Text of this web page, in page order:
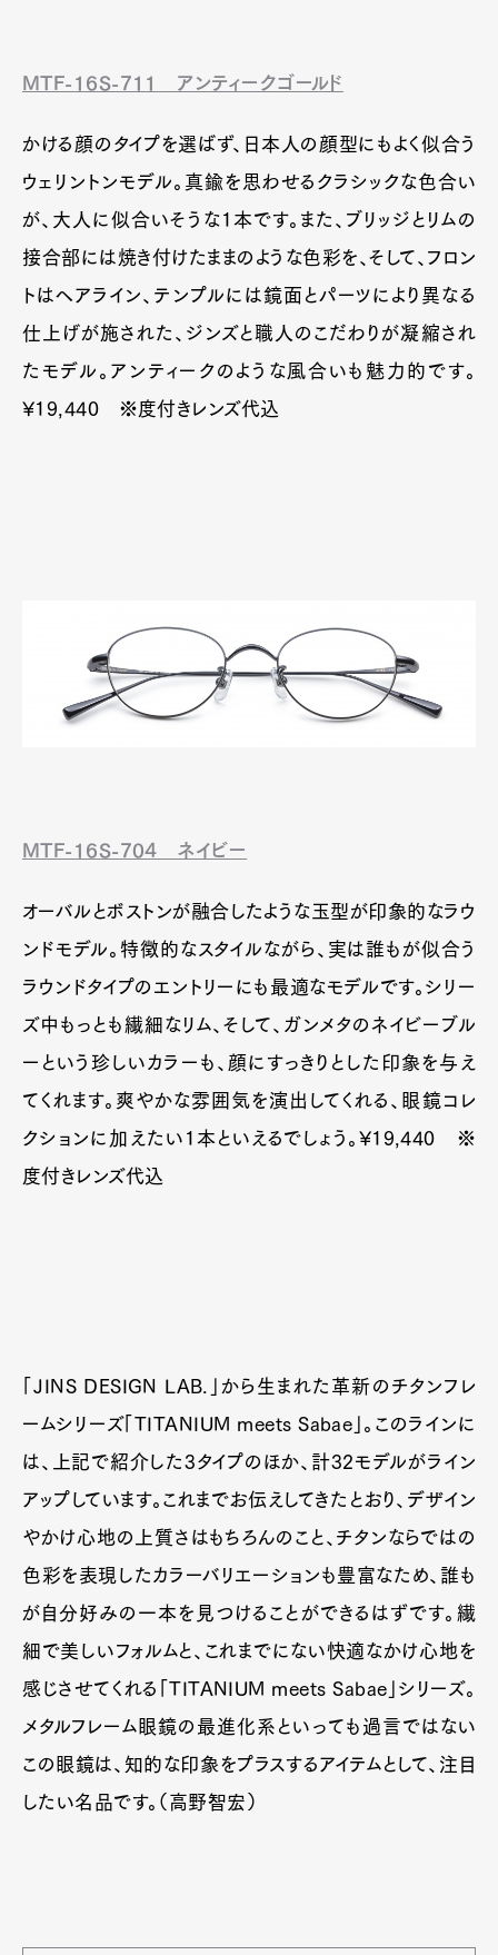
MTF-16S-711 アンティークゴールド
かける顔のタイプを選ばず、日本人の顔型にもよく似合う
ウェリントンモデル。真鍮を思わせるクラシックな色合い
が、大人に似合いそうな1本です。また、ブリッジとリムの
接合部には焼き付けたままのような色彩を、そして、フロン
トはヘアライン、テンプルには鏡面とパーツにより異なる
仕上げが施された、ジンズと職人のこだわりが凝縮され
たモデル。アンティークのような風合いも魅力的です。
¥19,440 ※度付きレンズ代込
MTF-16S-704 ネイビー
オーバルとボストンが融合したような玉型が印象的なラウ
ンドモデル。特徴的なスタイルながら、実は誰もが似合う
ラウンドタイプのエントリーにも最適なモデルです。シリー
ズ中もっとも繊細なリム、そして、ガンメタのネイビーブル
ーという珍しいカラーも、顔にすっきりとした印象を与え
てくれます。爽やかな雰囲気を演出してくれる、眼鏡コレ
クションに加えたい1本といえるでしょう。¥19,440 ※
度付きレンズ代込
「JINS DESIGN LAB.」から生まれた革新のチタンフレ
ームシリーズ「TITANIUM meets Sabae」。このラインに
は、上記で紹介した3タイプのほか、計32モデルがライン
アップしています。これまでお伝えしてきたとおり、デザイン
やかけ心地の上質さはもちろんのこと、チタンならではの
色彩を表現したカラーバリエーションも豊富なため、誰も
が自分好みの一本を見つけることができるはずです。繊
細で美しいフォルムと、これまでにない快適なかけ心地を
感じさせてくれる「TITANIUM meets Sabae」シリーズ。
メタルフレーム眼鏡の最進化系といっても過言ではない
この眼鏡は、知的な印象をプラスするアイテムとして、注目
したい名品です。（高野智宏）